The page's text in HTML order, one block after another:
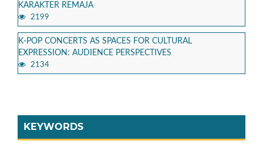
KARAKTER REMAJA
2199
K-POP CONCERTS AS SPACES FOR CULTURAL
EXPRESSION: AUDIENCE PERSPECTIVES
2134
KEYWORDS